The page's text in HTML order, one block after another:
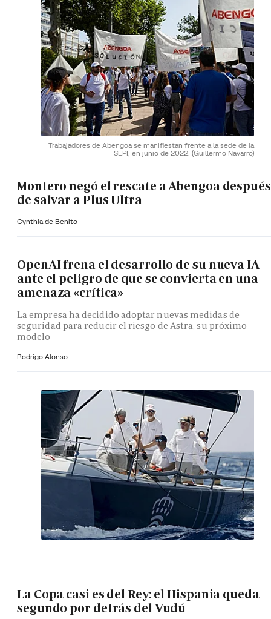
Trabajadores de Abengoa se manifiestan frente a la sede de la
SEPI, en junio de 2022. (Guillermo Navarro)
Montero negó el rescate a Abengoa después
de salvar a Plus Ultra
Cynthia de Benito
OpenAI frena el desarrollo de su nueva IA
ante el peligro de que se convierta en una
amenaza «crítica»
La empresa ha decidido adoptar nuevas medidas de
seguridad para reducir el riesgo de Astra, su próximo
modelo
Rodrigo Alonso
La Copa casi es del Rey: el Hispania queda
segundo por detrás del Vudú